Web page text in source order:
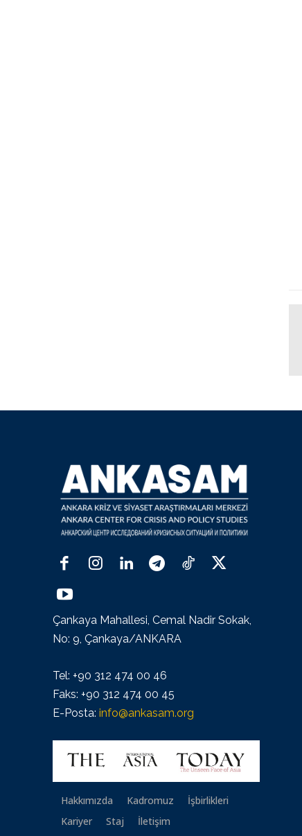
Çankaya Mahallesi, Cemal Nadir Sokak,
No: 9, Çankaya/ANKARA
Tel: +90 312 474 00 46
Faks: +90 312 474 00 45
E-Posta: info@ankasam.org
Hakkımızda Kadromuz
İşbirlikleri
Kariyer
Staj İletişim